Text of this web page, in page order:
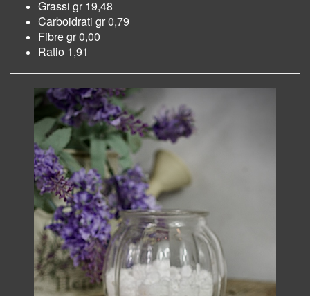
Grassi gr 19,48
Carboidrati gr 0,79
Fibre gr 0,00
Ratio 1,91